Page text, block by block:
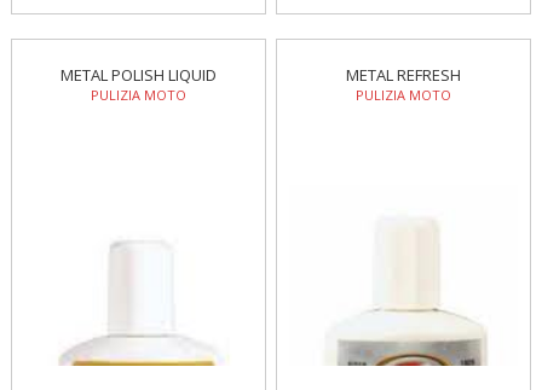
METAL POLISH LIQUID
PULIZIA MOTO
METAL REFRESH
PULIZIA MOTO